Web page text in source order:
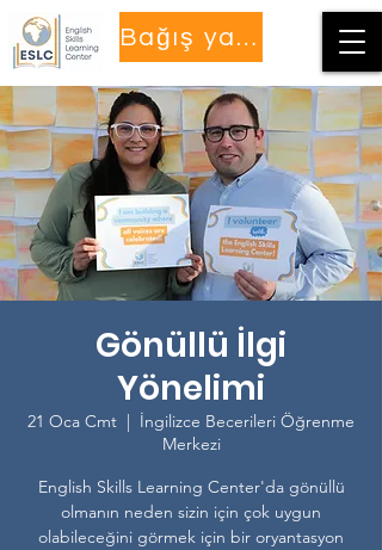
Bağış yapmak
Gönüllü İlgi
Yönelimi
21 Oca Cmt
  |
İngilizce Becerileri Öğrenme
Merkezi
English Skills Learning Center'da gönüllü
olmanın neden sizin için çok uygun
olabileceğini görmek için bir oryantasyon